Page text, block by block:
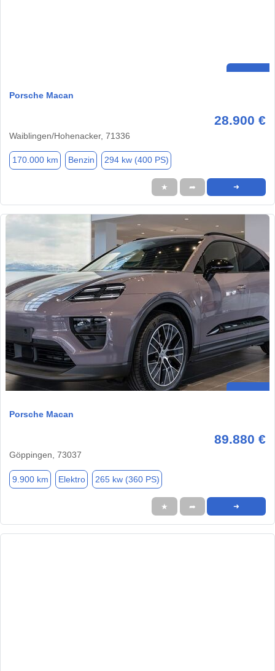
Porsche Macan
28.900 €
Waiblingen/Hohenacker, 71336
170.000 km Benzin 294 kw (400 PS)
★ ➦ ➜
Porsche Macan
89.880 €
Göppingen, 73037
9.900 km Elektro 265 kw (360 PS)
★ ➦ ➜